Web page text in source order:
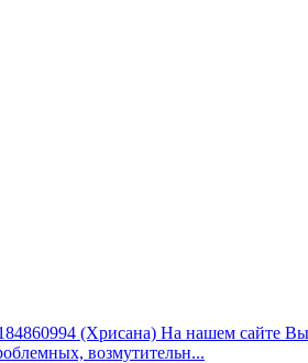
(Хрисана) На нашем сайте
возмутительн...